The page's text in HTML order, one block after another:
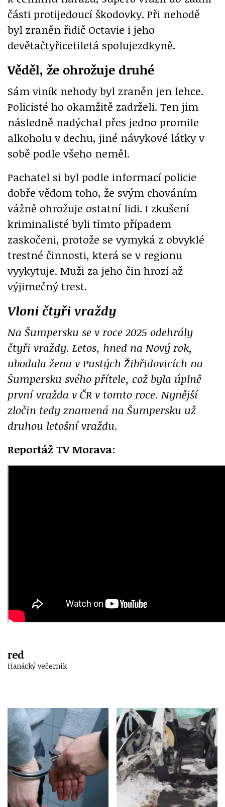
části protijedoucí škodovky. Při nehodě
byl zraněn řidič Octavie i jeho
devětačtyřicetiletá spolujezdkyně.
Věděl, že ohrožuje druhé
Sám viník nehody byl zraněn jen lehce.
Policisté ho okamžitě zadrželi. Ten jim
následně nadýchal přes jedno promile
alkoholu v dechu, jiné návykové látky v
sobě podle všeho neměl.
Pachatel si byl podle informací policie
dobře vědom toho, že svým chováním
vážně ohrožuje ostatní lidi. I zkušení
kriminalisté byli tímto případem
zaskočeni, protože se vymyká z obvyklé
trestné činnosti, která se v regionu
vyykytuje. Muži za jeho čin hrozí až
výjimečný trest.
Vloni čtyři vraždy
Na Šumpersku se v roce 2025 odehrály
čtyři vraždy. Letos, hned na Nový rok,
ubodala žena v Pustých Žibřidovicích na
Šumpersku svého přítele, což byla úplně
první vražda v ČR v tomto roce. Nynější
zločin tedy znamená na Šumpersku už
druhou letošní vraždu.
Reportáž TV Morava:
red
Hanácký večerník